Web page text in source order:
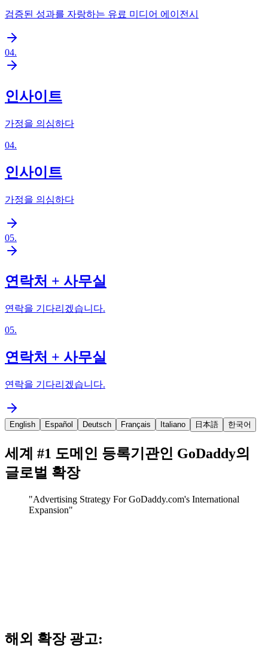
검증된 성과를 자랑하는 유료 미디어 에이전시
04.
인사이트
가정을 의심하다
04.
인사이트
가정을 의심하다
05.
연락처 + 사무실
연락을 기다리겠습니다.
05.
연락처 + 사무실
연락을 기다리겠습니다.
English Español Deutsch Français Italiano 日本語 한국어
세계 #1 도메인 등록기관인 GoDaddy의
글로벌 확장
"Advertising Strategy For GoDaddy.com's International
Expansion"
해외 확장 광고: